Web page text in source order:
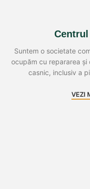
Suntem o societate
ocupăm cu repararea și
casnic, inclusiv a
VEZI